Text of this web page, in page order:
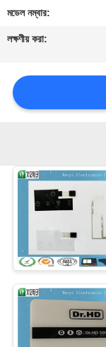
উদ্ধৃতির
আবেদন
PRIVACY
POLICY
মডেল নম্বার:
লক্ষণীয় করা: